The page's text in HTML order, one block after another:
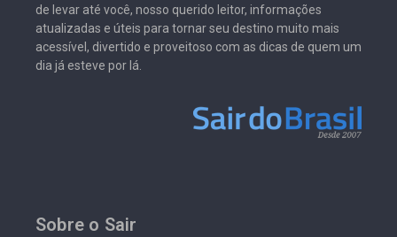
de levar até você, nosso querido leitor, informações
atualizadas e úteis para tornar seu destino muito mais
acessível, divertido e proveitoso com as dicas de quem um
dia já esteve por lá.
Sobre o Sair